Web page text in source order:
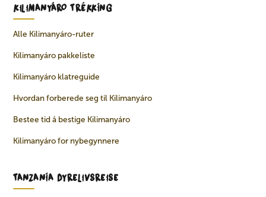
KILIMANYÁRO TRÉKKÍNG
Alle Kilimanyáro-ruter
Kilimanyáro pakkeliste
Kilimanyáro klatreguide
Hvordan forberede seg til Kilimanyáro
Bestee tid å bestige Kilimanyáro
Kilimanyáro for nybegynnere
TANZANÍA DYRELIVSREISE